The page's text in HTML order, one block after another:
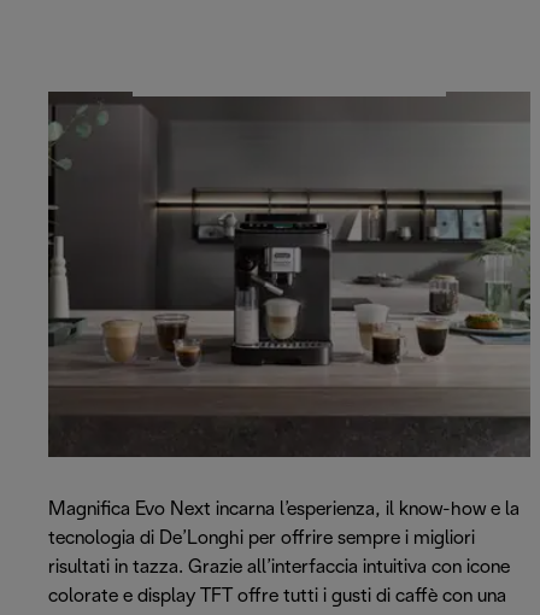
Magnifica Evo Next incarna l’esperienza, il know-how e la
tecnologia di De’Longhi per offrire sempre i migliori
risultati in tazza. Grazie all’interfaccia intuitiva con icone
colorate e display TFT offre tutti i gusti di caffè con una